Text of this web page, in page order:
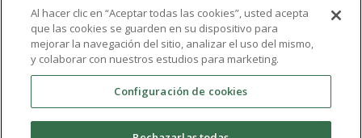
Al hacer clic en “Aceptar todas las cookies”, usted acepta
que las cookies se guarden en su dispositivo para
mejorar la navegación del sitio, analizar el uso del mismo,
y colaborar con nuestros estudios para marketing.
Configuración de cookies